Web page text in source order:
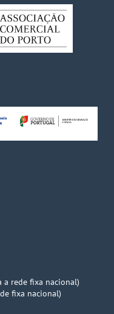
rede fixa nacional)
fixa nacional)